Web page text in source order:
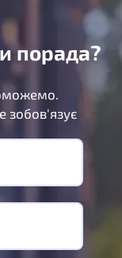
порада?
зобов'язує